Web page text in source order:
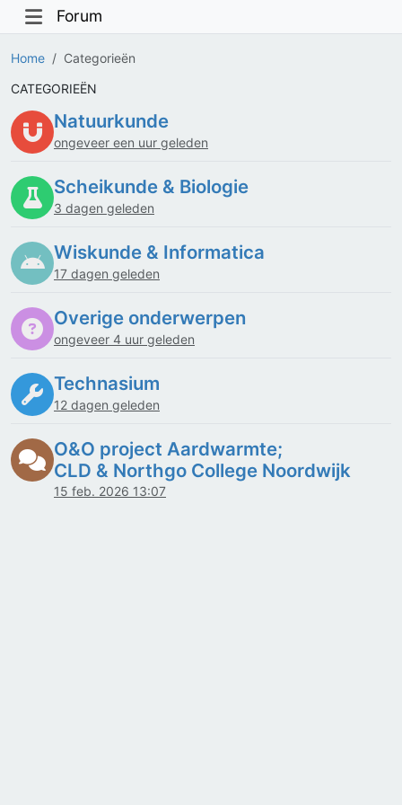
Forum
Home
Categorieën
CATEGORIEËN
Natuurkunde
ongeveer een uur geleden
Scheikunde & Biologie
3 dagen geleden
Wiskunde & Informatica
17 dagen geleden
Overige onderwerpen
ongeveer 4 uur geleden
Technasium
12 dagen geleden
O&O project Aardwarmte;
CLD & Northgo College Noordwijk
15 feb. 2026 13:07